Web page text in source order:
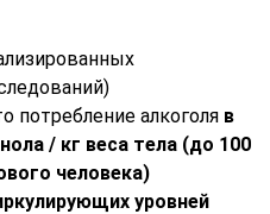
потребление алкоголя в
/ кг веса тела (до 100
человека)
уровней